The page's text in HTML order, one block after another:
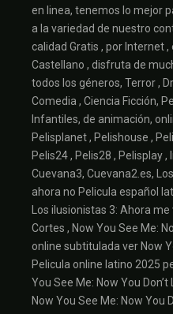
en linea, tenemos lo mejor
a la variedad de nuestro
calidad Gratis , por Internet ,
Castellano , disfruta de
todos los géneros, Terror ,
Comedia , Ciencia Ficción,
Infantiles, de animación,
Pelisplanet , Pelishouse ,
Pelis24 , Pelis28 , Pelisplay ,
Cuevana3, Cuevana2.es,
ahora no Pelicula español
Los ilusionistas 3: Ahora
Cortes , Now You See Me:
online subtitulada ver Now
Pelicula online latino 2025
You See Me: Now You
Now You See Me: Now You